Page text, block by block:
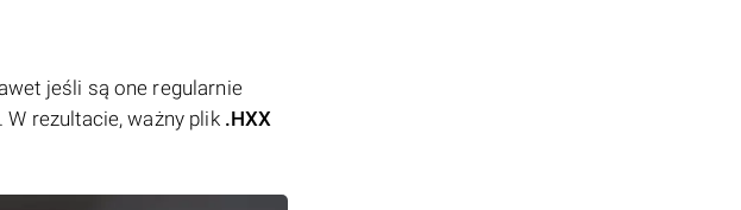
jeśli są one regularnie
W rezultacie, ważny plik .HXX